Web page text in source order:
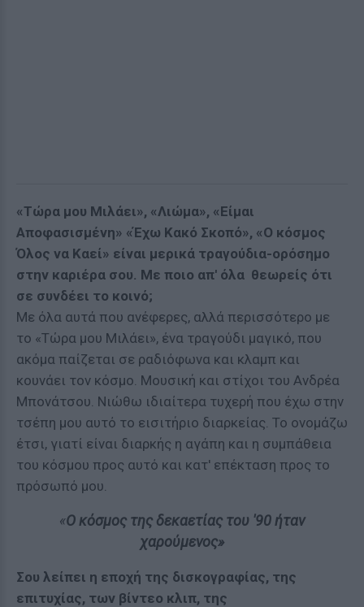
«Τώρα μου Μιλάει», «Λιώμα», «Είμαι
Αποφασισμένη» «Έχω Κακό Σκοπό», «Ο κόσμος
Όλος να Καεί» είναι μερικά τραγούδια-ορόσημο
στην καριέρα σου. Με ποιο απ' όλα θεωρείς ότι
σε συνδέει το κοινό;
Με όλα αυτά που ανέφερες, αλλά περισσότερο με
το «Τώρα μου Μιλάει», ένα τραγούδι μαγικό, που
ακόμα παίζεται σε ραδιόφωνα και κλαμπ και
κουνάει τον κόσμο. Μουσική και στίχοι του Ανδρέα
Μπονάτσου. Νιώθω ιδιαίτερα τυχερή που έχω στην
τσέπη μου αυτό το εισιτήριο διαρκείας. Το ονομάζω
έτσι, γιατί είναι διαρκής η αγάπη και η συμπάθεια
του κόσμου προς αυτό και κατ' επέκταση προς το
πρόσωπό μου.
«Ο κόσμος της δεκαετίας του '90 ήταν
χαρούμενος»
Σου λείπει η εποχή της δισκογραφίας, της
επιτυχίας, των βίντεο κλιπ, της